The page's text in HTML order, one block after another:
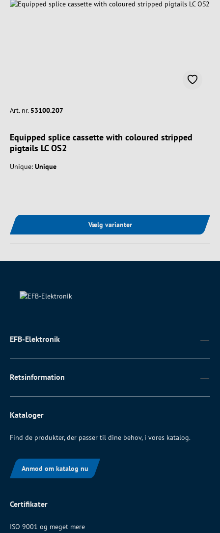
Art. nr. 53100.207
Equipped splice cassette with coloured stripped
pigtails LC OS2
Unique: Unique
Vælg varianter
EFB-Elektronik
Retsinformation
Kataloger
Find de produkter, der passer til dine behov, i vores katalog.
Anmod om katalog nu
Certifikater
ISO 9001 og meget mere